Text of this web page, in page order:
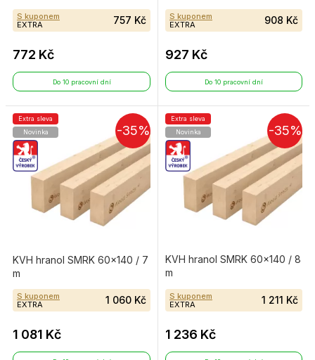
S kuponem
EXTRA
757 Kč
772 Kč
Do 10 pracovní dní
S kuponem
EXTRA
908 Kč
927 Kč
Do 10 pracovní dní
-35%
Extra sleva
Novinka
KVH hranol SMRK 60×140 / 7
m
S kuponem
EXTRA
1 060 Kč
1 081 Kč
-35%
Extra sleva
Novinka
KVH hranol SMRK 60×140 / 8
m
S kuponem
EXTRA
1 211 Kč
1 236 Kč